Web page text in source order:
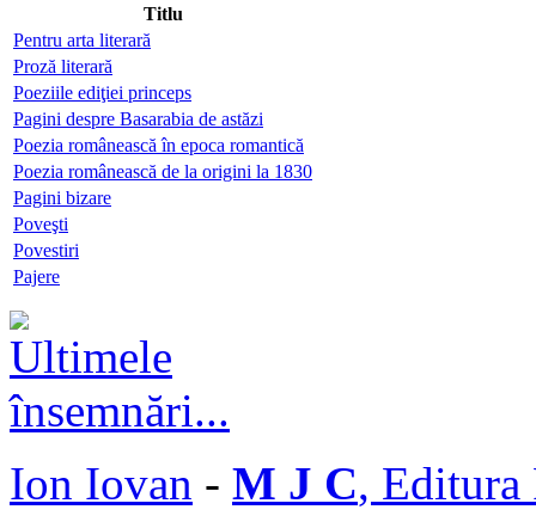
Titlu
Pentru arta literară
Proză literară
Poeziile ediţiei princeps
Pagini despre Basarabia de astăzi
Poezia românească în epoca romantică
Poezia românească de la origini la 1830
Pagini bizare
Poveşti
Povestiri
Pajere
Ion Iovan - M J C, Editura